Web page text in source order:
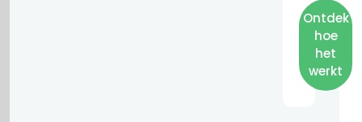
Ontdek
hoe
het
werkt